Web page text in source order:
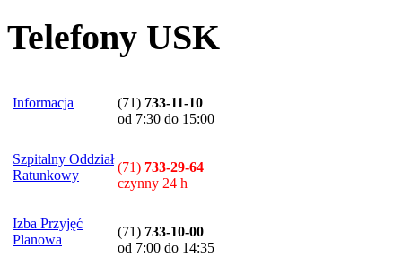
Telefony USK
Informacja (71) 733-11-10
od 7:30 do 15:00
Szpitalny Oddział
Ratunkowy
(71) 733-29-64
czynny 24 h
Izba Przyjęć
Planowa
(71) 733-10-00
od 7:00 do 14:35